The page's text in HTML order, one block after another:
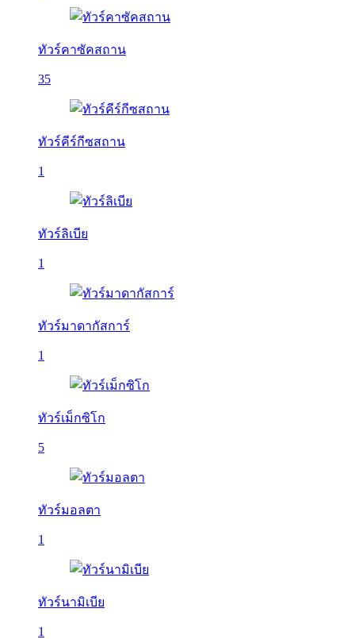
ทัวร์คาซัคสถาน
35
ทัวร์คีร์กีซสถาน
1
ทัวร์ลิเบีย
1
ทัวร์มาดากัสการ์
1
ทัวร์เม็กซิโก
5
ทัวร์มอลตา
1
ทัวร์นามิเบีย
1